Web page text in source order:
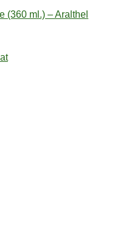
(360 ml.) – Aralthel